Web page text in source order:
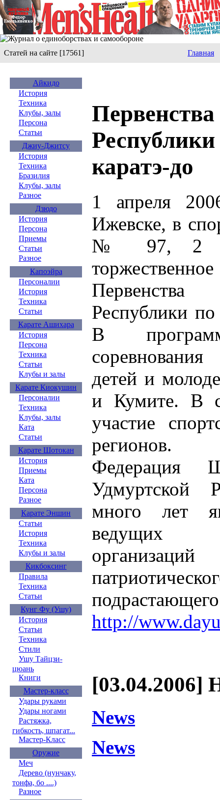
Статей на сайте [17561] Главная
Айкидо
История
Техника
Клубы, залы
Персона
Статьи
Джиу-Джитсу
История
Техника
Бразилия
Клубы, залы
Разное
Дзюдо
История
Персона
Приемы
Статьи
Разное
Капоэйра
Персоналии
История
Техника
Статьи
Карате Ашихара
История
Персона
Техника
Статьи
Клубы и залы
Карате Киокушин
Персоналии
Техника
Клубы, залы
Ката
Статьи
Карате Шотокан
История
Приемы
Ката
Персона
Разное
Карате Эншин
Статьи
История
Техника
Клубы и залы
Кикбоксинг
Правила
Техника
Статьи
Кунг Фу (Ушу)
История
Статьи
Техника
Стили
Ушу Тайцзи-
цюань
Книги
Мастер-класс
Удары руками
Удары ногами
Растяжка,
гибкость, шпагат...
Мастер-Класс
Оружие
Меч
Дерево (нунчаку,
тонфа, бо ....)
Разное
каратэ-до
1 апреля
Ижевске, в
№ 97, 2
Республики
В
детей и
и Кумите. В
участие
регионов.
Федерация
Удмуртской
много лет
ведущих
http://
[03.04.2006]
News
News